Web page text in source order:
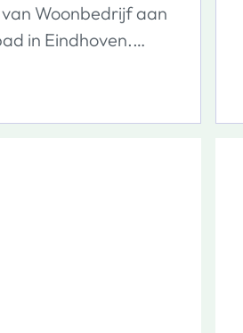
Woonbedrijf aan
in Eindhoven.
zijn deze